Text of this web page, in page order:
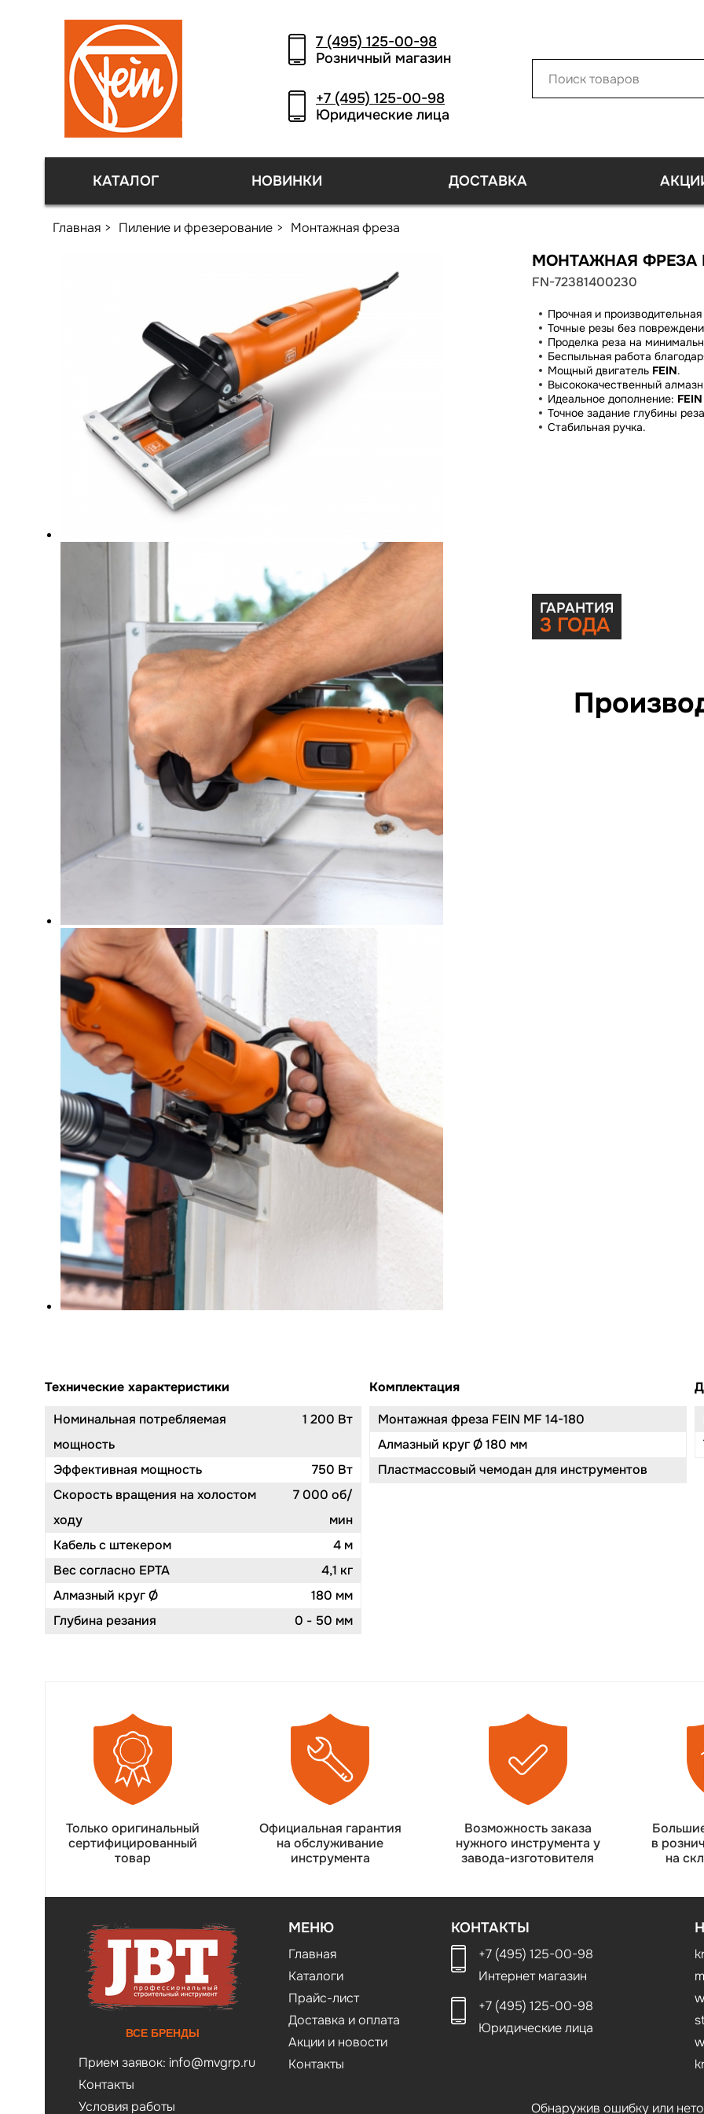
7 (495) 125-00-98
Розничный магазин
+7 (495) 125-00-98
Юридические лица
КАТАЛОГ НОВИНКИ ДОСТАВКА
Главная Пиление и фрезерование Монтажная фреза
МОНТАЖНАЯ ФРЕЗА
FN-72381400230
Прочная и
Точные резы без
Проделка реза на
Беспыльная работа
Мощный двигатель FEIN.
Высококачественный
Идеальное дополнение:
Точное задание глубины
Стабильная ручка.
ГАРАНТИЯ
3 ГОДА
Технические характеристики
Номинальная потребляемая
мощность
1 200 Вт
Эффективная мощность
750 Вт
Скорость вращения на холостом
ходу
7 000 об/
мин
Кабель с штекером
4 м
Вес согласно EPTA
4,1 кг
Алмазный круг Ø
180 мм
Глубина резания
0 - 50 мм
Комплектация
Монтажная фреза FEIN MF 14-180
Алмазный круг Ø 180 мм
Пластмассовый чемодан для инструментов
Только оригинальный
сертифицированный
товар
Официальная гарантия
на обслуживание
инструмента
Возможность заказа
нужного инструмента у
завода-изготовителя
в
на
ВСЕ БРЕНДЫ
Прием заявок: info@mvgrp.ru
Контакты
Условия работы
МЕНЮ
Главная
Каталоги
Прайс-лист
Доставка и оплата
Акции и новости
Контакты
КОНТАКТЫ
+7 (495) 125-00-98
Интернет магазин
+7 (495) 125-00-98
Юридические лица
Обнаружив ошибку или